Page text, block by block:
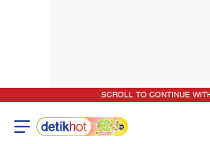
SCROLL TO CONTINUE